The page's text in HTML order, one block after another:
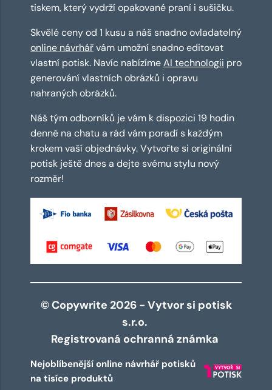
tiskem, který vydrží opakované praní i sušičku.
Skvělé ceny od 1 kusu a náš snadno ovladatelný
online návrhářvám umožní snadno editovat
vlastní potisk. Navíc nabízímeAI technologii pro
generování vlastních obrázků i opravu
nahraných obrázků.
Náš tým odborníků je vám k dispozici 19 hodin
denně na chatu a rád vám poradí s každým
krokem vaší objednávky. Vytvořte si originální
potisk ještě dnes a dejte svému stylu nový
rozměr!
© Copywrite 2026 - Vytvor si potisk
s.r.o.
Registrovaná ochranná známka
Nejoblíbenější online návrhář potisků
na tisíce produktů